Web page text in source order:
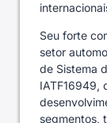
Seu forte
setor
de Sistema
IATF16949,
segmentos,